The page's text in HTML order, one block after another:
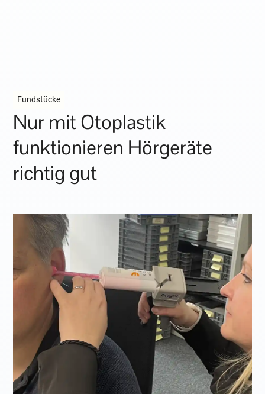
Fundstücke
Nur mit Otoplastik
funktionieren Hörgeräte
richtig gut